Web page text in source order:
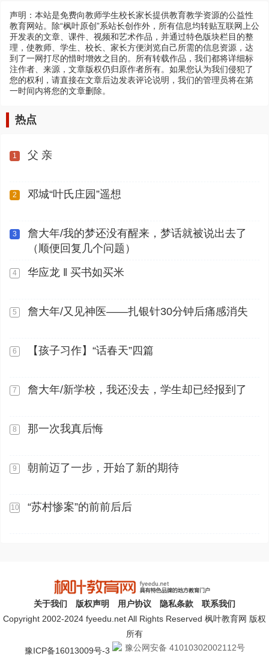
声明：本站是免费向教师学生校长家长提供教育教学资源的公益性
教育网站。除“枫叶原创”系站长创作外，所有信息均转贴互联网上公
开发表的文章、课件、视频和艺术作品，并通过特色版块栏目的整
理，使教师、学生、校长、家长方便浏览自己所需的信息资源，达
到了一网打尽的惜时增效之目的。所有转载作品，我们都将详细标
注作者、来源，文章版权仍归原作者所有。如果您认为我们侵犯了
您的权利，请直接在文章后边发表评论说明，我们的管理员将在第
一时间内将您的文章删除。
热点
1 父 亲
2 邓城“叶氏庄园”遥想
3
詹大年/我的梦还没有醒来，梦话就被说出去了
（顺便回复几个问题）
4 华应龙 ‖ 买书如买米
5 詹大年/又见神医——扎银针30分钟后痛感消失
6 【孩子习作】“话春天”四篇
7 詹大年/新学校，我还没去，学生却已经报到了
8 那一次我真后悔
9 朝前迈了一步，开始了新的期待
10 “苏村惨案”的前前后后
关于我们 版权声明 用户协议 隐私条款
联系我们
Copyright 2002-2024 fyeedu.net All Rights Reserved 枫叶教育网 版权
所有
豫ICP备16013009号-3
豫公网安备 41010302002112号